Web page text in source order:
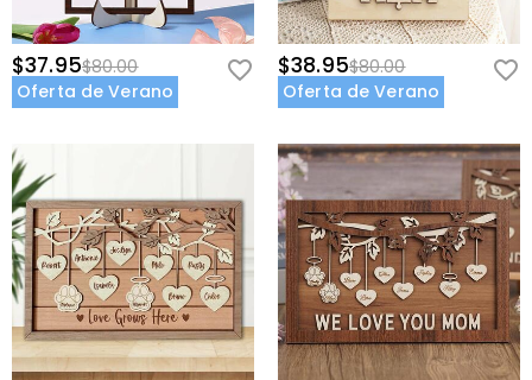
$37.95$80.00
Oferta de Verano
$38.95$80.00
Oferta de Verano